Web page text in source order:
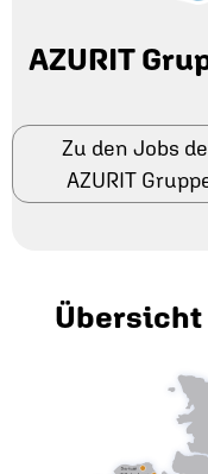
AZURIT
Zu den Jobs
AZURIT
Übersicht